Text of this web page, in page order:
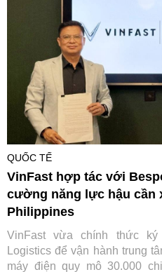
QUỐC TẾ
VinFast hợp tác với
cường năng lực hậu cần
Philippines
VinFast vừa chính thức
Logistics để vận hành trung
máy điện quy mô 30.000